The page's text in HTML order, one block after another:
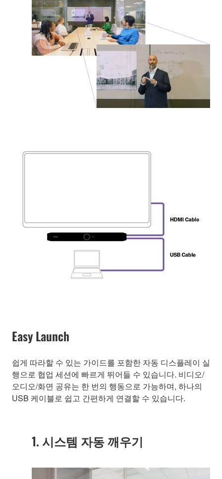
Easy Launch
쉽게 따라할 수 있는 가이드를 포함한 자동 디스플레이 실
행으로 협업 세션에 빠르게 뛰어들 수 있습니다. 비디오/
오디오/화면 공유는 한 번의 행동으로 가능하며, 하나의
USB 케이블로 쉽고 간편하게 연결할 수 있습니다.
1. 시스템 자동 깨우기